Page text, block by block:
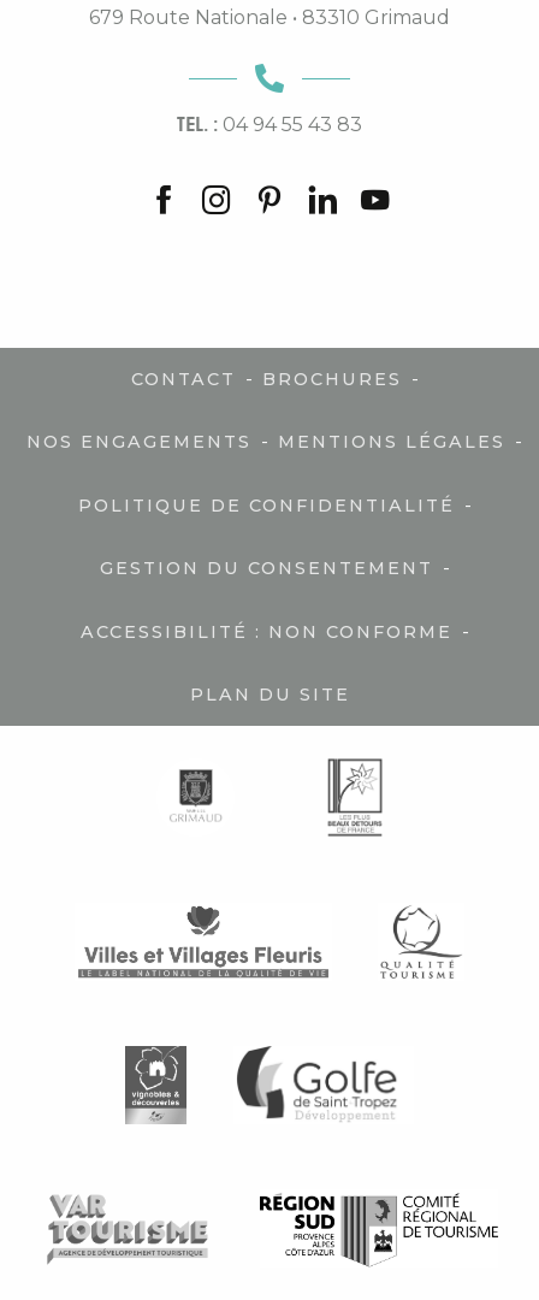
679 Route Nationale • 83310 Grimaud
TEL. : 04 94 55 43 83
CONTACT - BROCHURES -
NOS ENGAGEMENTS - MENTIONS LÉGALES -
POLITIQUE DE CONFIDENTIALITÉ -
GESTION DU CONSENTEMENT -
ACCESSIBILITÉ : NON CONFORME -
PLAN DU SITE